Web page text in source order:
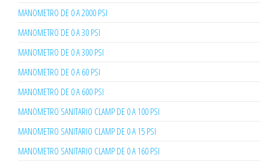
MANOMETRO DE 0 A 2000 PSI
MANOMETRO DE 0 A 30 PSI
MANOMETRO DE 0 A 300 PSI
MANOMETRO DE 0 A 60 PSI
MANOMETRO DE 0 A 600 PSI
MANOMETRO SANITARIO CLAMP DE 0 A 100 PSI
MANOMETRO SANITARIO CLAMP DE 0 A 15 PSI
MANOMETRO SANITARIO CLAMP DE 0 A 160 PSI